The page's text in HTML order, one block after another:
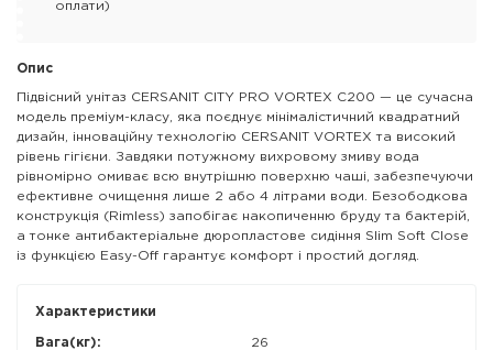
оплати)
Опис
Підвісний унітаз CERSANIT CITY PRO VORTEX C200 — це сучасна
модель преміум-класу, яка поєднує мінімалістичний квадратний
дизайн, інноваційну технологію CERSANIT VORTEX та високий
рівень гігієни. Завдяки потужному вихровому змиву вода
рівномірно омиває всю внутрішню поверхню чаші, забезпечуючи
ефективне очищення лише 2 або 4 літрами води. Безободкова
конструкція (Rimless) запобігає накопиченню бруду та бактерій,
а тонке антибактеріальне дюропластове сидіння Slim Soft Close
із функцією Easy-Off гарантує комфорт і простий догляд.
Характеристики
Вага(кг): 26